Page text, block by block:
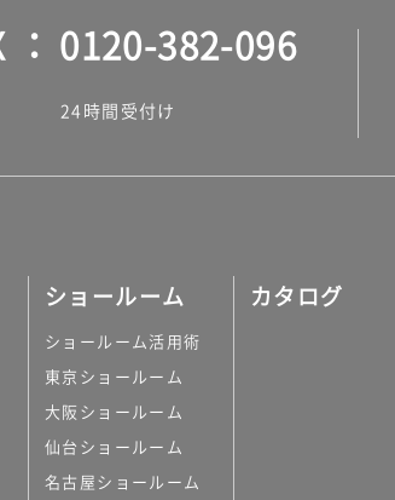
0120-382-096
24時間受付け
ショールーム
ショールーム活用術
東京ショールーム
大阪ショールーム
仙台ショールーム
名古屋ショールーム
カタログ